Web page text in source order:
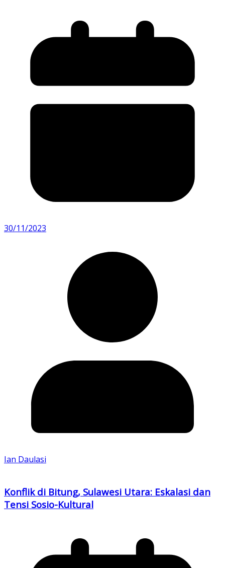
30/11/2023
Ian Daulasi
Konflik di Bitung, Sulawesi Utara: Eskalasi dan
Tensi Sosio-Kultural